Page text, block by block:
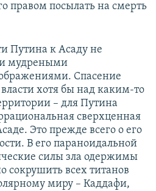
правом посылать на смерть
Путина к Асаду не
мудреными
Спасение
хотя бы над каким-то
– для Путина
сверхценная
Это прежде всего о его
В его параноидальной
силы зла одержимы
сокрушить всех титанов
миру – Каддафи,